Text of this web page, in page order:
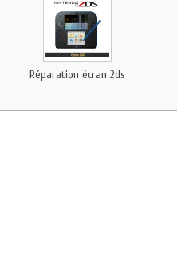
Réparation écran 2ds